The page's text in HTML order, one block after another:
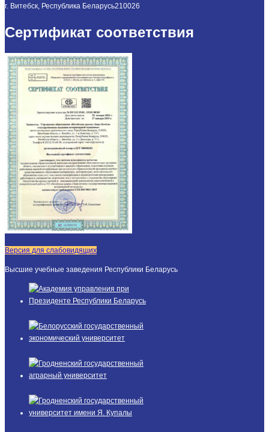
г. Витебск, Республика Беларусь210026
Сертификат соответствия
Версия для слабовидящих
Высшие учебные заведения Республики Беларусь